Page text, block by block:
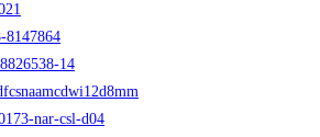
8147864
14
nar-csl-d04